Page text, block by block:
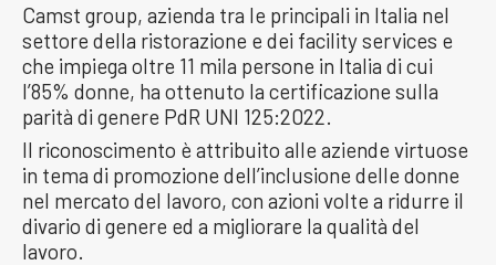
Camst group, azienda tra le principali in Italia nel
settore della ristorazione e dei facility services e
che impiega oltre 11 mila persone in Italia di cui
l’85% donne, ha ottenuto la certificazione sulla
parità di genere PdR UNI 125:2022.
Il riconoscimento è attribuito alle aziende virtuose
in tema di promozione dell’inclusione delle donne
nel mercato del lavoro, con azioni volte a ridurre il
divario di genere ed a migliorare la qualità del
lavoro.